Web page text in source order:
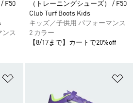
F50
ンス
（トレーニングシューズ） / F50
Club Turf Boots Kids
キッズ／子供用 パフォーマンス
2 カラー
【8/17まで】カートで20%off